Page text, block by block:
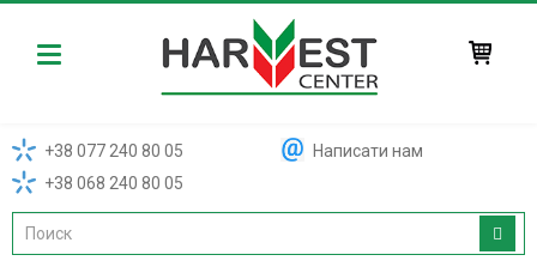
Harvest
+38 077 240 80 05
+38 068 240 80 05
Написати нам